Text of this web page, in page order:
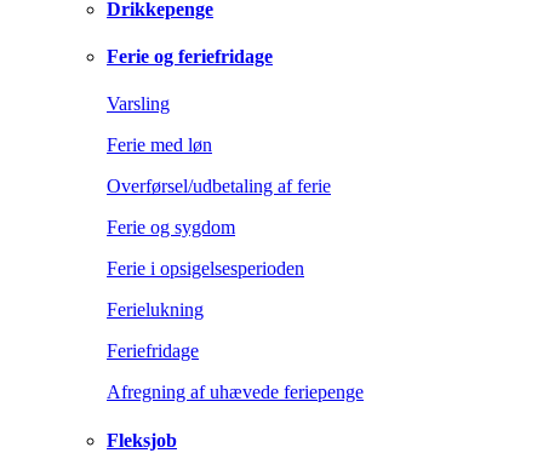
Drikkepenge
Ferie og feriefridage
Varsling
Ferie med løn
Overførsel/udbetaling af ferie
Ferie og sygdom
Ferie i opsigelsesperioden
Ferielukning
Feriefridage
Afregning af uhævede feriepenge
Fleksjob